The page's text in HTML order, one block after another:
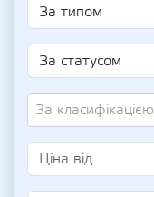
За класифікацією